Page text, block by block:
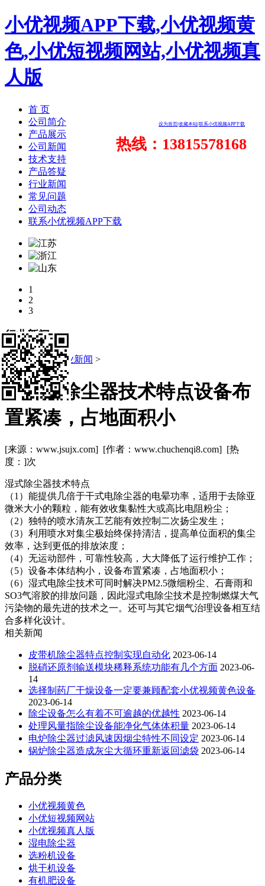
小优视频APP下载,小优视频黄
色,小优短视频网站,小优视频真
人版
设为首页 收藏本站 联系小优视频APP下载
热线：13815578168
首 页
公司简介
产品展示
公司新闻
技术支持
产品答疑
行业新闻
常见问题
公司动态
联系小优视频APP下载
1
2
3
行业新闻
当前位置:>行业新闻 >
湿式电除尘器技术特点设备布
置紧凑，占地面积小
[来源：www.jsujx.com] [作者：www.chuchenqi8.com] [热
度： ]次
湿式除尘器技术特点
（1）能提供几倍于干式电除尘器的电晕功率，适用于去除亚
微米大小的颗粒，能有效收集黏性大或高比电阻粉尘；
（2）独特的喷水清灰工艺能有效控制二次扬尘发生；
（3）利用喷水对集尘极始终保持清洁，提高单位面积的集尘
效率，达到更低的排放浓度；
（4）无运动部件，可靠性较高，大大降低了运行维护工作；
（5）设备本体结构小，设备布置紧凑，占地面积小；
（6）湿式电除尘技术可同时解决PM2.5微细粉尘、石膏雨和
SO3气溶胶的排放问题，因此湿式电除尘技术是控制燃煤大气
污染物的最先进的技术之一。还可与其它烟气治理设备相互结
合多样化设计。
相关新闻
皮带机除尘器特点控制实现自动化 2023-06-14
脱硝还原剂输送模块稀释系统功能有几个方面 2023-06-
14
选择制药厂干燥设备一定要兼顾配套小优视频黄色设备
2023-06-14
除尘设备怎么有着不可逾越的优越性 2023-06-14
处理风量指除尘设备能净化气体体积量 2023-06-14
电炉除尘器过滤风速因烟尘特性不同设定 2023-06-14
锅炉除尘器造成灰尘大循环重新返回滤袋 2023-06-14
产品分类
小优视频黄色
小优短视频网站
小优视频真人版
湿电除尘器
选粉机设备
烘干机设备
有机肥设备